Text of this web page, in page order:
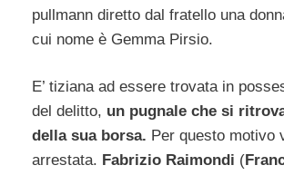
pullmann diretto dal fratello una
cui nome è Gemma Pirsio.
E’ tiziana ad essere trovata in
del delitto, un pugnale che si
della sua borsa. Per questo motivo
arrestata. Fabrizio Raimondi (